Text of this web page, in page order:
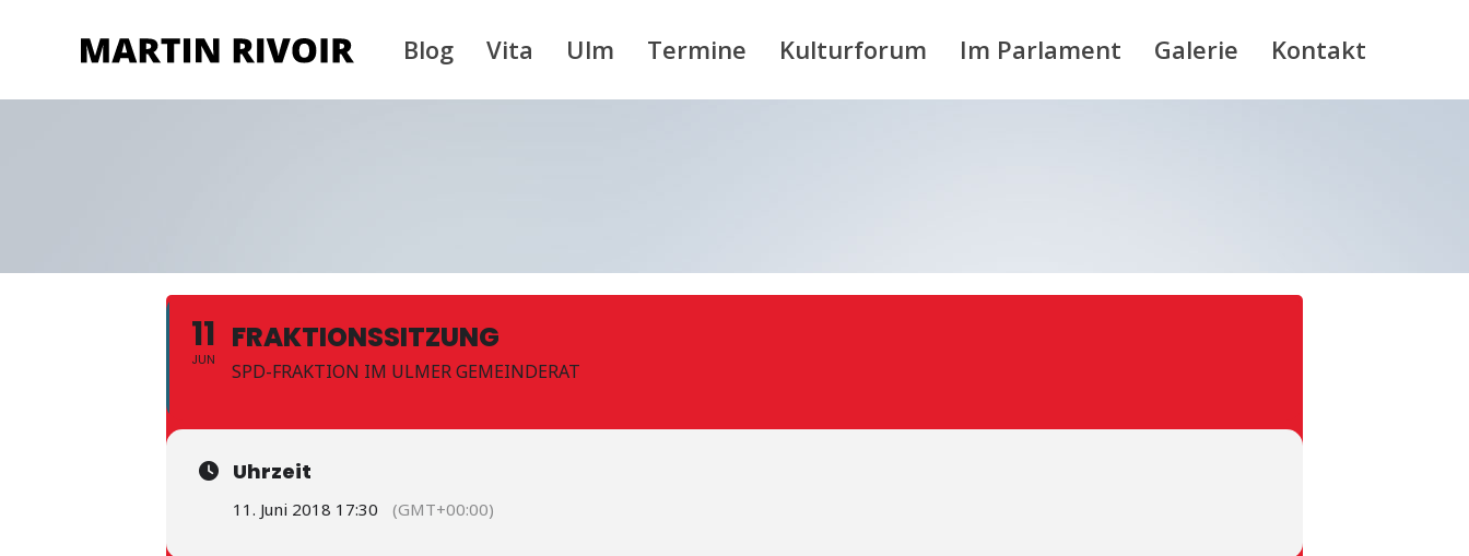
Blog Vita Ulm Termine Kulturforum Im Parlament Galerie Kontakt
11
JUN
FRAKTIONSSITZUNG
SPD-FRAKTION IM ULMER GEMEINDERAT
Uhrzeit
11. Juni 2018 17:30 (GMT+00:00)